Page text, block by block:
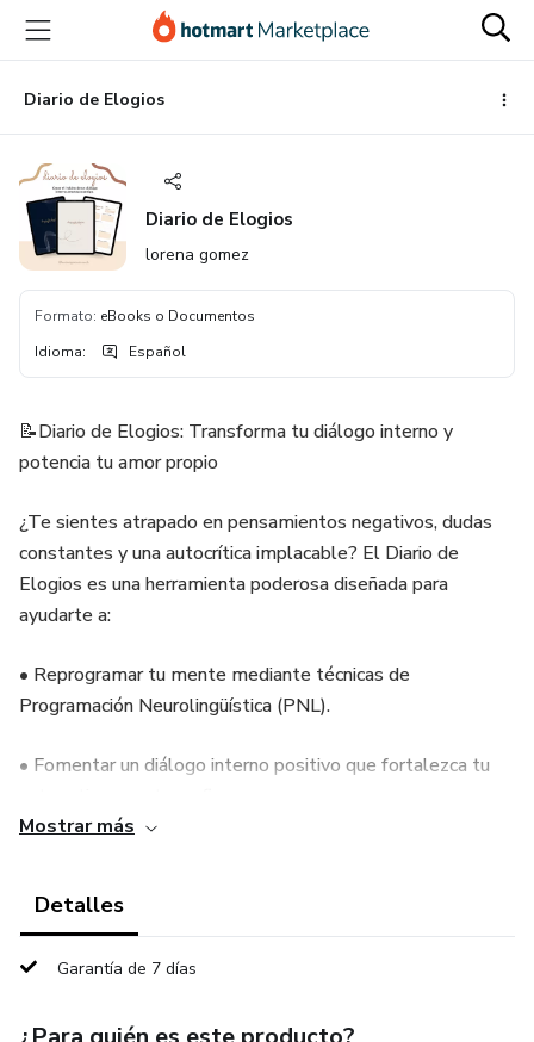
principal
página
de
página
Diario de Elogios
Diario de Elogios
lorena gomez
Formato: eBooks o Documentos
Idioma: Español
📝Diario de Elogios: Transforma tu diálogo interno y
potencia tu amor propio
¿Te sientes atrapado en pensamientos negativos, dudas
constantes y una autocrítica implacable? El Diario de
Elogios es una herramienta poderosa diseñada para
ayudarte a:
• Reprogramar tu mente mediante técnicas de
Programación Neurolingüística (PNL).
• Fomentar un diálogo interno positivo que fortalezca tu
Mostrar más
Detalles
Garantía de 7 días